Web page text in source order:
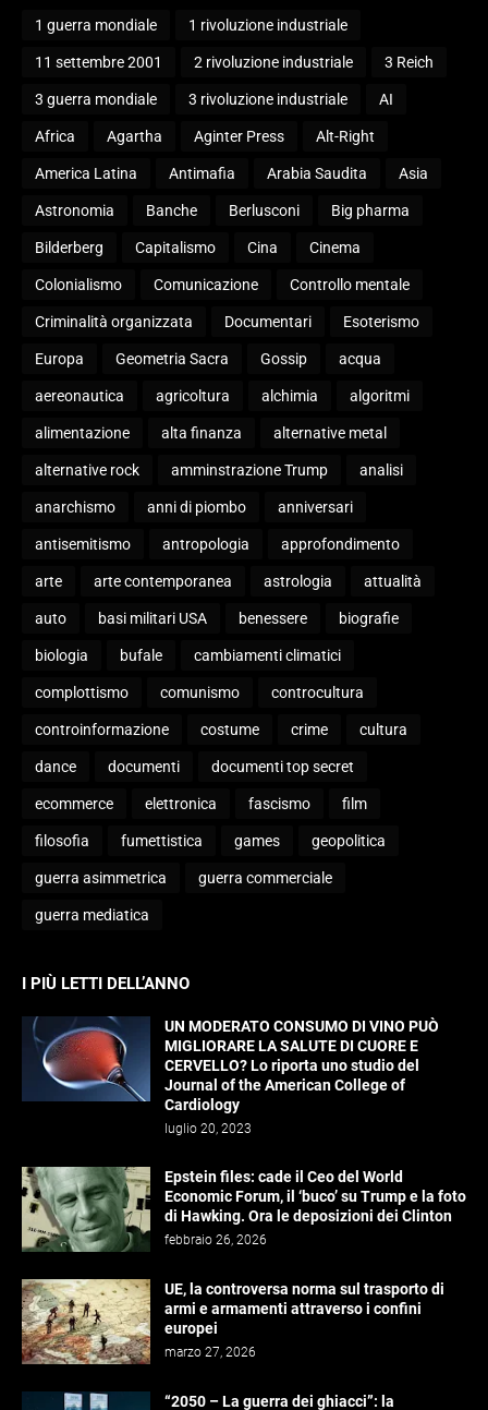
1 guerra mondiale 1 rivoluzione industriale
11 settembre 2001 2 rivoluzione industriale 3 Reich
3 guerra mondiale 3 rivoluzione industriale AI
Africa Agartha Aginter Press Alt-Right
America Latina Antimafia Arabia Saudita Asia
Astronomia Banche Berlusconi Big pharma
Bilderberg Capitalismo Cina Cinema
Colonialismo Comunicazione Controllo mentale
Criminalità organizzata Documentari Esoterismo
Europa Geometria Sacra Gossip acqua
aereonautica agricoltura alchimia algoritmi
alimentazione alta finanza alternative metal
alternative rock amminstrazione Trump analisi
anarchismo anni di piombo anniversari
antisemitismo antropologia approfondimento
arte arte contemporanea astrologia attualità
auto basi militari USA benessere biografie
biologia bufale cambiamenti climatici
complottismo comunismo controcultura
controinformazione costume crime cultura
dance documenti documenti top secret
ecommerce elettronica fascismo film
filosofia fumettistica games geopolitica
guerra asimmetrica guerra commerciale
guerra mediatica
I PIÙ LETTI DELL’ANNO
UN MODERATO CONSUMO DI VINO PUÒ
MIGLIORARE LA SALUTE DI CUORE E
CERVELLO? Lo riporta uno studio del
Journal of the American College of
Cardiology
luglio 20, 2023
Epstein files: cade il Ceo del World
Economic Forum, il ‘buco’ su Trump e la foto
di Hawking. Ora le deposizioni dei Clinton
febbraio 26, 2026
UE, la controversa norma sul trasporto di
armi e armamenti attraverso i confini
europei
marzo 27, 2026
“2050 – La guerra dei ghiacci”: la